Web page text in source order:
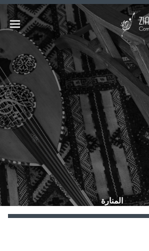
زياد بن يوسف | الموقع الرسمي
COMPOSITEUR, JOUEUR DE OUD,
MUSIQUES D'ORIENT CONTEMPORAIN
| OUDPLAYER, CONTEMPORAY
EASTERN MUSIC | مؤلّف موسيقي، عازف
عود / موسيقات الشّرق المعاصر
Open
المنارة